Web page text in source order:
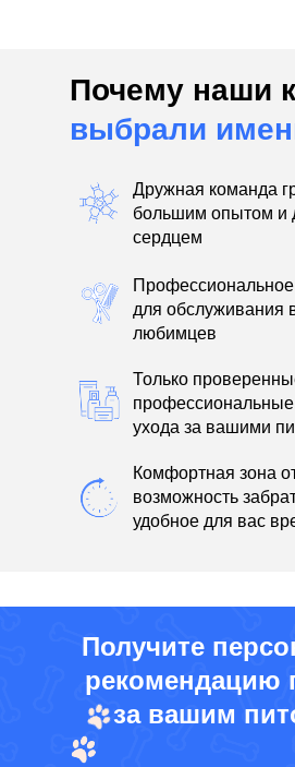
Почему наши
выбрали
Дружная команда
большим опытом и
сердцем
для обслуживания
любимцев
Только
профессиональные
ухода за вашими
Комфортная зона
возможность
удобное для вас
Получите
рекомендацию
за вашим